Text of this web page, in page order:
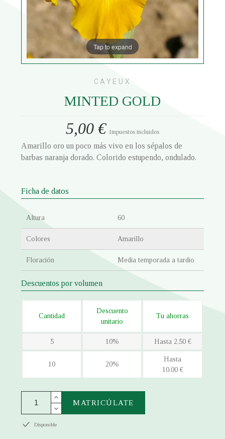
Tap to expand
CAYEUX
MINTED GOLD
5,00 € Impuestos incluidos
Amarillo oro un poco más vivo en los sépalos de
barbas naranja dorado. Colorido estupendo, ondulado.
Ficha de datos
Altura 60
Colores Amarillo
Floración Media temporada a tardio
Descuentos por volumen
Cantidad
Descuento
unitario
Tu ahorras
5 10% Hasta 2,50 €
10 20%
Hasta
10,00 €
MATRICÚLATE
Disponible